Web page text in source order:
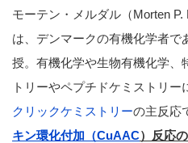
モーテン・メルダル（Morten P.
は、デンマークの有機化学者で
授。有機化学や生物有機化学、
トリーやペプチドケミストリー
クリックケミストリーの主反応
キン環化付加（CuAAC）反応